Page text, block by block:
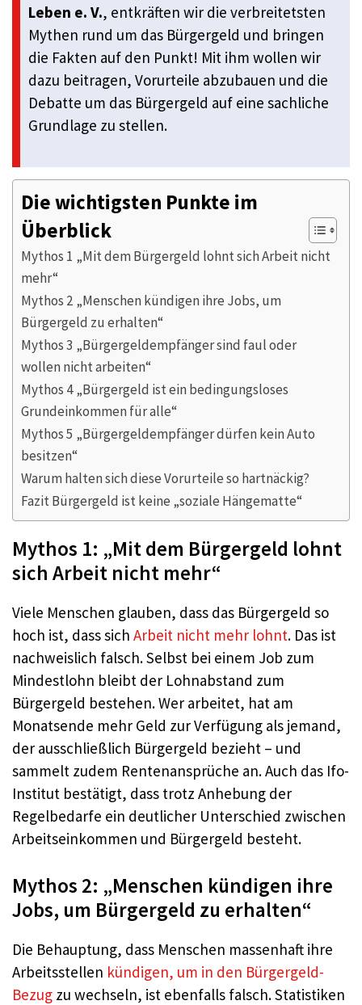
Leben e. V., entkräften wir die verbreitetsten
Mythen rund um das Bürgergeld und bringen
die Fakten auf den Punkt! Mit ihm wollen wir
dazu beitragen, Vorurteile abzubauen und die
Debatte um das Bürgergeld auf eine sachliche
Grundlage zu stellen.
Die wichtigsten Punkte im
Überblick
Mythos 1 „Mit dem Bürgergeld lohnt sich Arbeit nicht
mehr“
Mythos 2 „Menschen kündigen ihre Jobs, um
Bürgergeld zu erhalten“
Mythos 3 „Bürgergeldempfänger sind faul oder
wollen nicht arbeiten“
Mythos 4 „Bürgergeld ist ein bedingungsloses
Grundeinkommen für alle“
Mythos 5 „Bürgergeldempfänger dürfen kein Auto
besitzen“
Warum halten sich diese Vorurteile so hartnäckig?
Fazit Bürgergeld ist keine „soziale Hängematte“
Mythos 1: „Mit dem Bürgergeld lohnt
sich Arbeit nicht mehr“
Viele Menschen glauben, dass das Bürgergeld so
hoch ist, dass sich Arbeit nicht mehr lohnt. Das ist
nachweislich falsch. Selbst bei einem Job zum
Mindestlohn bleibt der Lohnabstand zum
Bürgergeld bestehen. Wer arbeitet, hat am
Monatsende mehr Geld zur Verfügung als jemand,
der ausschließlich Bürgergeld bezieht – und
sammelt zudem Rentenansprüche an. Auch das Ifo-
Institut bestätigt, dass trotz Anhebung der
Regelbedarfe ein deutlicher Unterschied zwischen
Arbeitseinkommen und Bürgergeld besteht.
Mythos 2: „Menschen kündigen ihre
Jobs, um Bürgergeld zu erhalten“
Die Behauptung, dass Menschen massenhaft ihre
Arbeitsstellen kündigen, um in den Bürgergeld-
Bezug zu wechseln, ist ebenfalls falsch. Statistiken